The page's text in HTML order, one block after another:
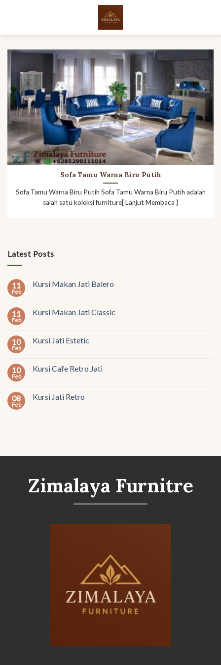
Latest Posts
11
Feb
Kursi Makan Jati Balero
11
Feb
Kursi Makan Jati Classic
10
Feb
Kursi Jati Estetic
10
Feb
Kursi Cafe Retro Jati
08
Feb
Kursi Jati Retro
Sofa Tamu Warna Biru Putih
Sofa Tamu Warna Biru Putih Sofa Tamu Warna Biru Putih adalah
salah satu koleksi furniture[ Lanjut Membaca }
Zimalaya Furnitre